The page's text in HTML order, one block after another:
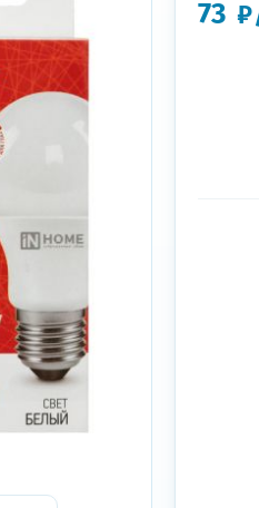
73 ₽